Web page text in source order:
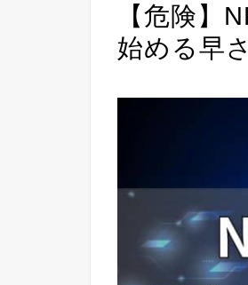
【危険】
始める早